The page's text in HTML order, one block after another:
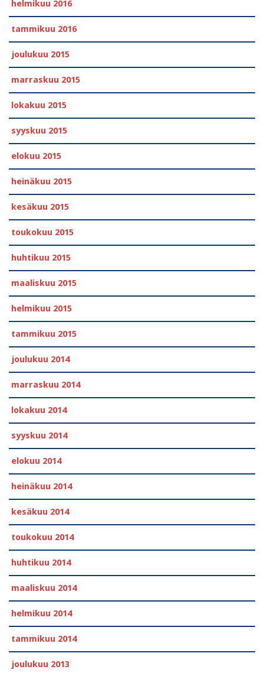
helmikuu 2016
tammikuu 2016
joulukuu 2015
marraskuu 2015
lokakuu 2015
syyskuu 2015
elokuu 2015
heinäkuu 2015
kesäkuu 2015
toukokuu 2015
huhtikuu 2015
maaliskuu 2015
helmikuu 2015
tammikuu 2015
joulukuu 2014
marraskuu 2014
lokakuu 2014
syyskuu 2014
elokuu 2014
heinäkuu 2014
kesäkuu 2014
toukokuu 2014
huhtikuu 2014
maaliskuu 2014
helmikuu 2014
tammikuu 2014
joulukuu 2013